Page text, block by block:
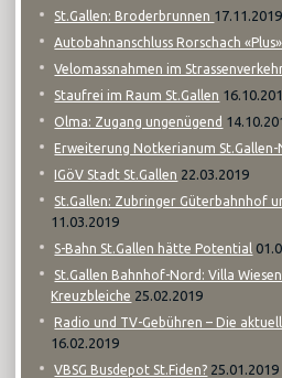
St.Gallen: Broderbrunnen 17.11.2019
Autobahnanschluss Rorschach
Velomassnahmen im
Staufrei im Raum St.Gallen
Olma: Zugang ungenügend
Erweiterung Notkerianum
IGöV Stadt St.Gallen 22.03.2019
St.Gallen: Zubringer Güterbahnhof
11.03.2019
S-Bahn St.Gallen hätte Potential
St.Gallen Bahnhof-Nord: Villa
Kreuzbleiche 25.02.2019
Radio und TV-Gebühren – Die
16.02.2019
VBSG Busdepot St.Fiden? 25.01.2019